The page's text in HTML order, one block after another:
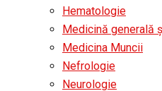
Hematologie
Medicină generală
Medicina Muncii
Nefrologie
Neurologie